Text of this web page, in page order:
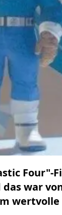
Four"-
das war